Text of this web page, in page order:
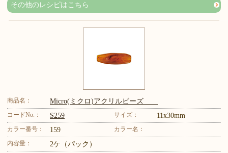
その他のレシピはこちら
商品名： Micro(ミクロ)アクリルビーズ
コードNo.： S259 サイズ： 11x30mm
カラー番号： 159
カラー名：
内容量：
2ケ（パック）